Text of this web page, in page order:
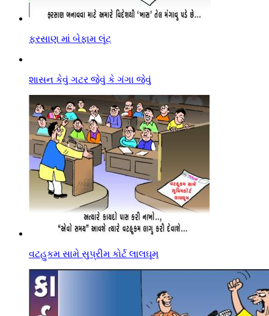
ફરસાણ માં બેફામ લૂંટ
શાસન કેવું ગટર જેવું કે ગંગા જેવું
વટહુકમ સામે સુપ્રીમ કોર્ટ લાલઘૂમ